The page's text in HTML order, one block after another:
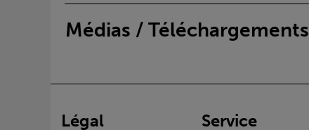
Médias / Téléchargements
Légal Service